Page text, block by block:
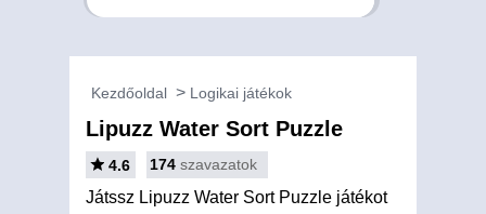
Kezdőoldal Logikai játékok
Lipuzz Water Sort Puzzle
4.6 174 szavazatok
Játssz Lipuzz Water Sort Puzzle játékot